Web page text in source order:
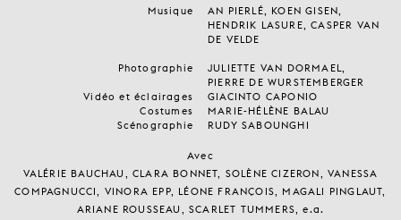
Musique
AN PIERLÉ, KOEN GISEN,
HENDRIK LASURE, CASPER VAN
DE VELDE
Photographie
JULIETTE VAN DORMAEL,
PIERRE DE WURSTEMBERGER
Vidéo et éclairages
GIACINTO CAPONIO
Costumes
MARIE-HÉLÈNE BALAU
Scénographie
RUDY SABOUNGHI
Avec
VALÉRIE BAUCHAU, CLARA BONNET, SOLÈNE CIZERON, VANESSA
COMPAGNUCCI, VINORA EPP, LÉONE FRANÇOIS, MAGALI PINGLAUT,
ARIANE ROUSSEAU, SCARLET TUMMERS, e.a.